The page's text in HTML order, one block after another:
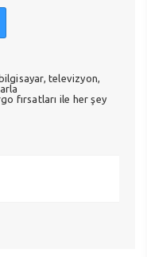
televizyon,
fırsatları ile her şey